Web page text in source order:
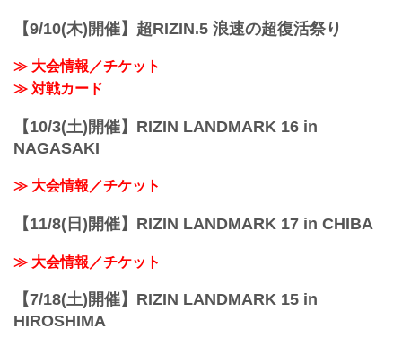
ラス、ぴあをご利用のお客様につ...
【9/10(木)開催】超RIZIN.5 浪速の超復活祭り
≫ 大会情報／チケット
≫ 対戦カード
【10/3(土)開催】RIZIN LANDMARK 16 in
NAGASAKI
≫ 大会情報／チケット
【11/8(日)開催】RIZIN LANDMARK 17 in CHIBA
≫ 大会情報／チケット
【7/18(土)開催】RIZIN LANDMARK 15 in
HIROSHIMA